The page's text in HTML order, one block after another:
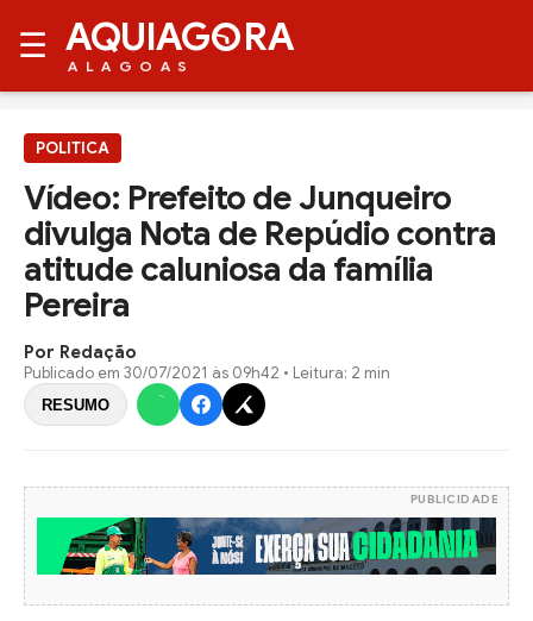
☰ AQUIAG RA
ALAGOAS
POLITICA
Vídeo: Prefeito de Junqueiro
divulga Nota de Repúdio contra
atitude caluniosa da família
Pereira
Por Redação
Publicado em 30/07/2021 às 09h42 • Leitura: 2 min
RESUMO
PUBLICIDADE